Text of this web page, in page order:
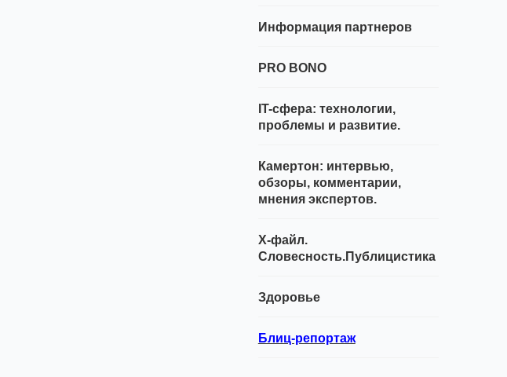
Информация партнеров
PRO BONO
IT-сфера: технологии,
проблемы и развитие.
Камертон: интервью,
обзоры, комментарии,
мнения экспертов.
Х-файл.
Словесность.Публицистика
Здоровье
Блиц-репортаж